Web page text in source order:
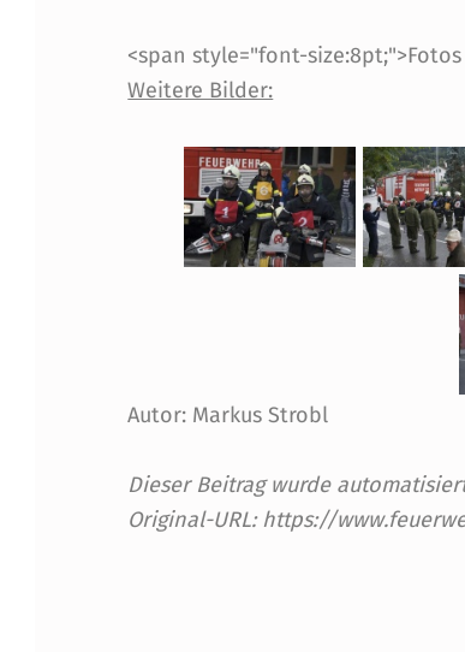
L
D
E
<span style="font-
Weitere Bilder:
Autor: Markus Strobl
Dieser Beitrag wurde
Original-URL: https://